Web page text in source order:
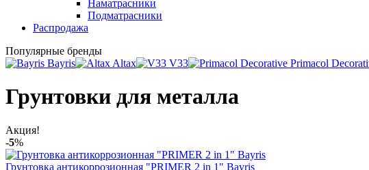
Наматрасники
Подматрасники
Распродажа
Популярные бренды
Bayris
Altax V33 Primacol
Грунтовки для металла
Акция!
-5%
Грунтовка антикоррозионная "PRIMER 2 in 1" Bayris